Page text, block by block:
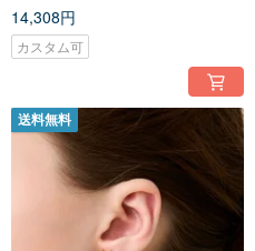
クル イヤーカフ
14,308円
カスタム可
送料無料